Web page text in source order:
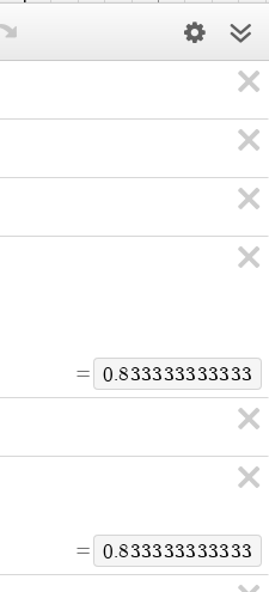
= 0.833333333333
=
0.833333333333